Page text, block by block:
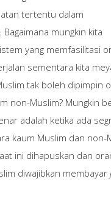
tertentu dalam
mungkin kita
yang memfasilitasi
sementara kita
tak boleh dipimpin
non-Muslim? Mungkin
adalah ketika ada
kaum Muslim dan non-
ini dihapuskan dan
diwajibkan membayar